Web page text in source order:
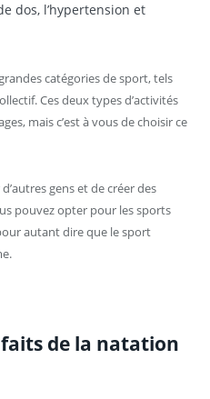
dos, l’hypertension et
catégories de sport, tels
Ces deux types d’activités
mais c’est à vous de choisir ce
gens et de créer des
pouvez opter pour les sports
autant dire que le sport
de la natation